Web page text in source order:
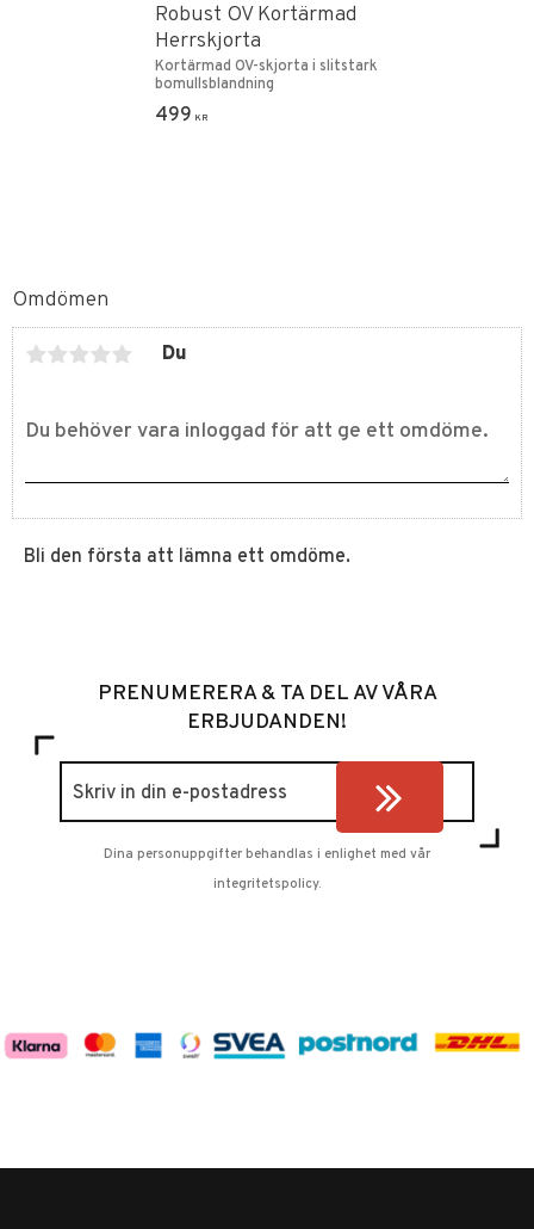
Omdömen
Du
Bli den första att lämna ett omdöme.
Robust OV Kortärmad
Herrskjorta
Kortärmad OV-skjorta i slitstark
bomullsblandning
499 KR
PRENUMERERA & TA DEL AV VÅRA
ERBJUDANDEN!
Dina personuppgifter behandlas i enlighet med vår
integritetspolicy.